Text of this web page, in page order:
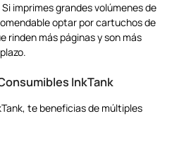
Si imprimes grandes volúmenes de
optar por cartuchos de
rinden más páginas y son más
InkTank
te beneficias de múltiples